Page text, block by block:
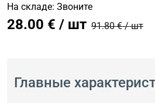
На складе: Звоните
28.00 € / шт 91.80 € / шт
Главные